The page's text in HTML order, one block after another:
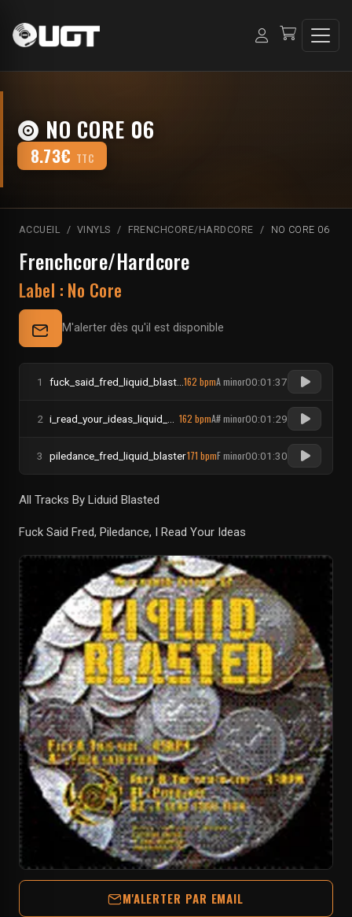
NO CORE 06
8.73€ TTC
ACCUEIL VINYLS FRENCHCORE/HARDCORE NO CORE 06
Frenchcore/Hardcore
Label : No Core
M'alerter dès qu'il est disponible
1 fuck_said_fred_liquid_blaster 162 bpmA minor00:01:37
2 162 bpmA# minor00:01:29
3 piledance_fred_liquid_blaster171 bpmF minor00:01:30
All Tracks By Liduid Blasted
Fuck Said Fred, Piledance, I Read Your Ideas
M'ALERTER PAR EMAIL